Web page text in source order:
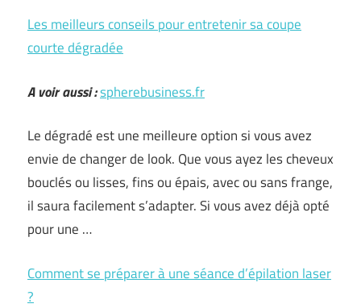
Les meilleurs conseils pour entretenir sa coupe
courte dégradée
A voir aussi :spherebusiness.fr
Le dégradé est une meilleure option si vous avez
envie de changer de look. Que vous ayez les cheveux
bouclés ou lisses, fins ou épais, avec ou sans frange,
il saura facilement s’adapter. Si vous avez déjà opté
pour une …
Comment se préparer à une séance d’épilation laser
?